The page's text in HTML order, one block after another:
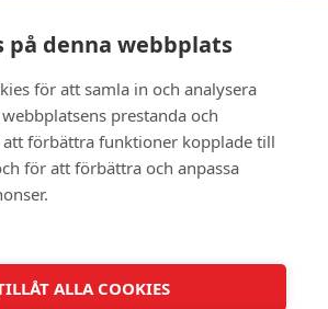
FAQs
61 Lund
på denna webbplats
för att samla in och analysera
prestanda och
förbättra funktioner kopplade till
för att förbättra och anpassa
ALLA COOKIES